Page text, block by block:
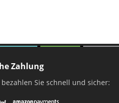
Zahlung
bezahlen Sie schnell und sicher: